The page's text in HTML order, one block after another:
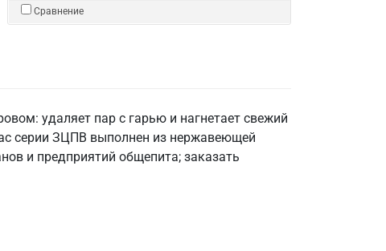
Сравнение
удаляет пар с гарью и нагнетает свежий
серии ЗЦПВ выполнен из нержавеющей
и предприятий общепита; заказать